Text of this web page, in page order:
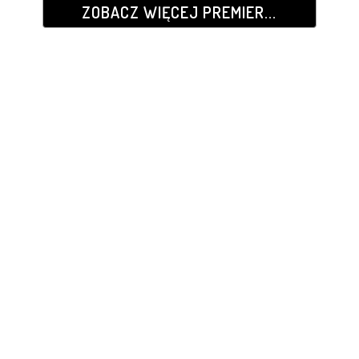
ZOBACZ WIĘCEJ PREMIER...